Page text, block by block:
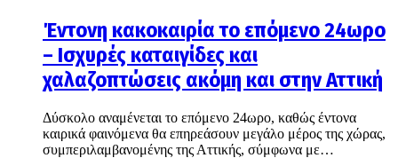
Έντονη κακοκαιρία το επόμενο 24ωρο
– Ισχυρές καταιγίδες και
χαλαζοπτώσεις ακόμη και στην Αττική
Δύσκολο αναμένεται το επόμενο 24ωρο, καθώς έντονα
καιρικά φαινόμενα θα επηρεάσουν μεγάλο μέρος της χώρας,
συμπεριλαμβανομένης της Αττικής, σύμφωνα με…